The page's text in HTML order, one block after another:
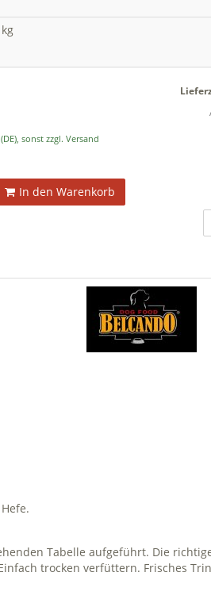
sonst zzgl. Versand
In den Warenkorb
Tabelle aufgeführt. Die
trocken verfüttern. Frisches